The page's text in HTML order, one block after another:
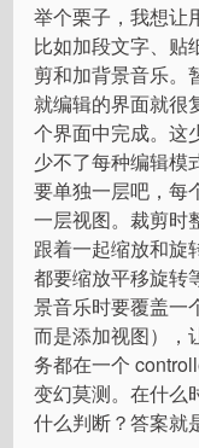
举个栗子，我想让
比如加段文字、贴
剪和加背景音乐。
就编辑的界面就很
个界面中完成。这
少不了每种编辑模
要单独一层吧，每
一层视图。裁剪时
跟着一起缩放和旋
都要缩放平移旋转
景音乐时要覆盖一
而是添加视图），
务都在一个
变幻莫测。在什么
什么判断？答案就